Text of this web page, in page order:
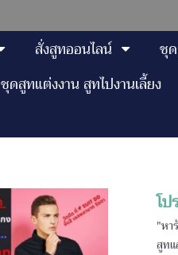
สั่งสูทออนไลน์ ชุ
ชุดสูทแต่งงาน สูทไปงานเลี้ยง
โป
"หา
สูทแ